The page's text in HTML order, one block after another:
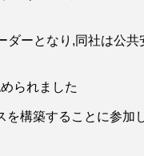
ーとなり,同社は公
られました
構築することに参加